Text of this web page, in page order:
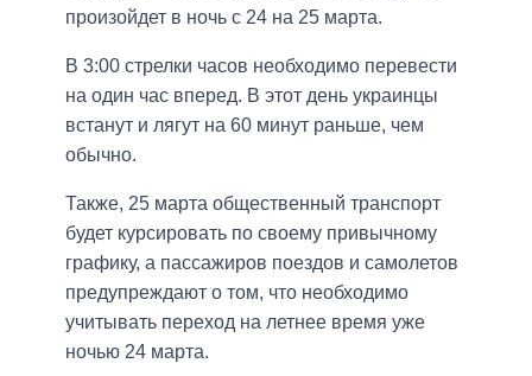
произойдет в ночь с 24 на 25 марта.
В 3:00 стрелки часов необходимо перевести
на один час вперед. В этот день украинцы
встанут и лягут на 60 минут раньше, чем
обычно.
Также, 25 марта общественный транспорт
будет курсировать по своему привычному
графику, а пассажиров поездов и самолетов
предупреждают о том, что необходимо
учитывать переход на летнее время уже
ночью 24 марта.